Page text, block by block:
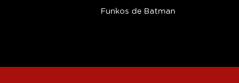
Funkos de Batman